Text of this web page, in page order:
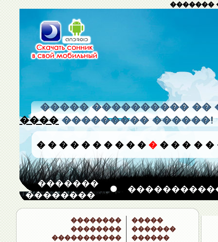
�������
����� ���������� ��
���� ��������� ������!
� � � � � � � � � � � � � � � �
�������
��������
��������
��������
�����������
�����
�������
������